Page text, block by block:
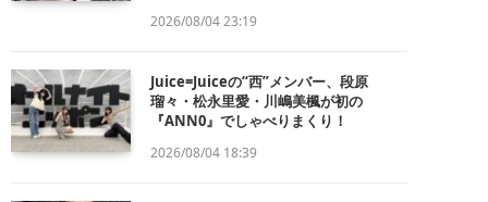
2026/08/04 23:19
Juice=Juiceの“西”メンバー、段原
瑠々・松永里愛・川嶋美楓が初の
『ANN0』でしゃべりまくり！
2026/08/04 18:39